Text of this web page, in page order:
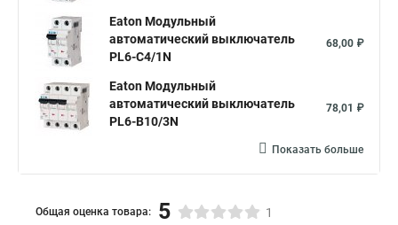
Eaton Модульный
автоматический выключатель
PL6-C4/1N
68,00 ₽
Eaton Модульный
автоматический выключатель
PL6-B10/3N
78,01 ₽
Показать больше
Общая оценка товара: 5 1